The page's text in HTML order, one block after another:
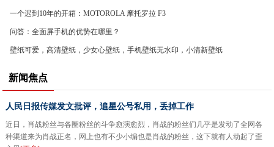
一个迟到10年的开箱：MOTOROLA 摩托罗拉 F3
问答：全面屏手机的优势在哪里？
壁纸可爱，高清壁纸，少女心壁纸，手机壁纸无水印，小清新壁纸
新闻焦点
人民日报传媒发文批评，追星公号私用，丢掉工作
近日，肖战粉丝与各圈粉丝的斗争愈演愈烈，肖战的粉丝们几乎是发动了全网各
种渠道来为肖战正名，网上也有不少小编也是肖战的粉丝，这下就有人动起了歪